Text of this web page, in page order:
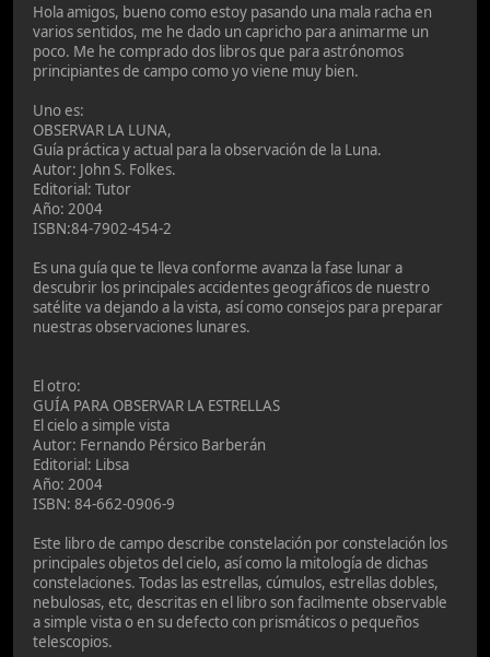
Hola amigos, bueno como estoy pasando una mala racha en
varios sentidos, me he dado un capricho para animarme un
poco. Me he comprado dos libros que para astrónomos
principiantes de campo como yo viene muy bien.
Uno es:
OBSERVAR LA LUNA,
Guía práctica y actual para la observación de la Luna.
Autor: John S. Folkes.
Editorial: Tutor
Año: 2004
ISBN:84-7902-454-2
Es una guía que te lleva conforme avanza la fase lunar a
descubrir los principales accidentes geográficos de nuestro
satélite va dejando a la vista, así como consejos para preparar
nuestras observaciones lunares.
El otro:
GUÍA PARA OBSERVAR LA ESTRELLAS
El cielo a simple vista
Autor: Fernando Pérsico Barberán
Editorial: Libsa
Año: 2004
ISBN: 84-662-0906-9
Este libro de campo describe constelación por constelación los
principales objetos del cielo, así como la mitología de dichas
constelaciones. Todas las estrellas, cúmulos, estrellas dobles,
nebulosas, etc, descritas en el libro son facilmente observable
a simple vista o en su defecto con prismáticos o pequeños
telescopios.